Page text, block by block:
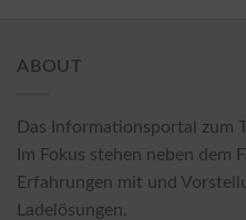
ABOUT
Das Informationsportal zum
Im Fokus stehen neben dem
Erfahrungen mit und
Ladelösungen.